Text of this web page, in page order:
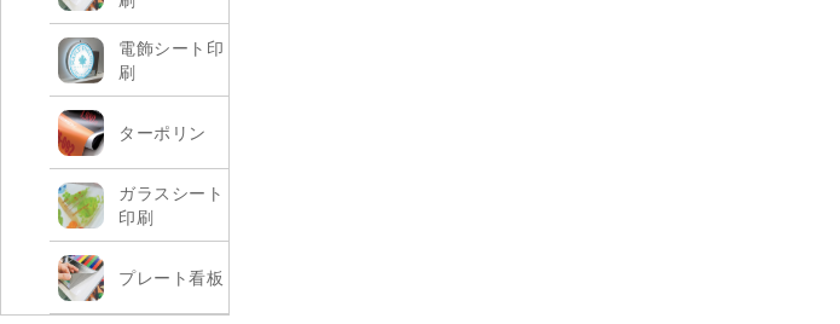
電飾シート印
刷
ターポリン
ガラスシート
印刷
プレート看板